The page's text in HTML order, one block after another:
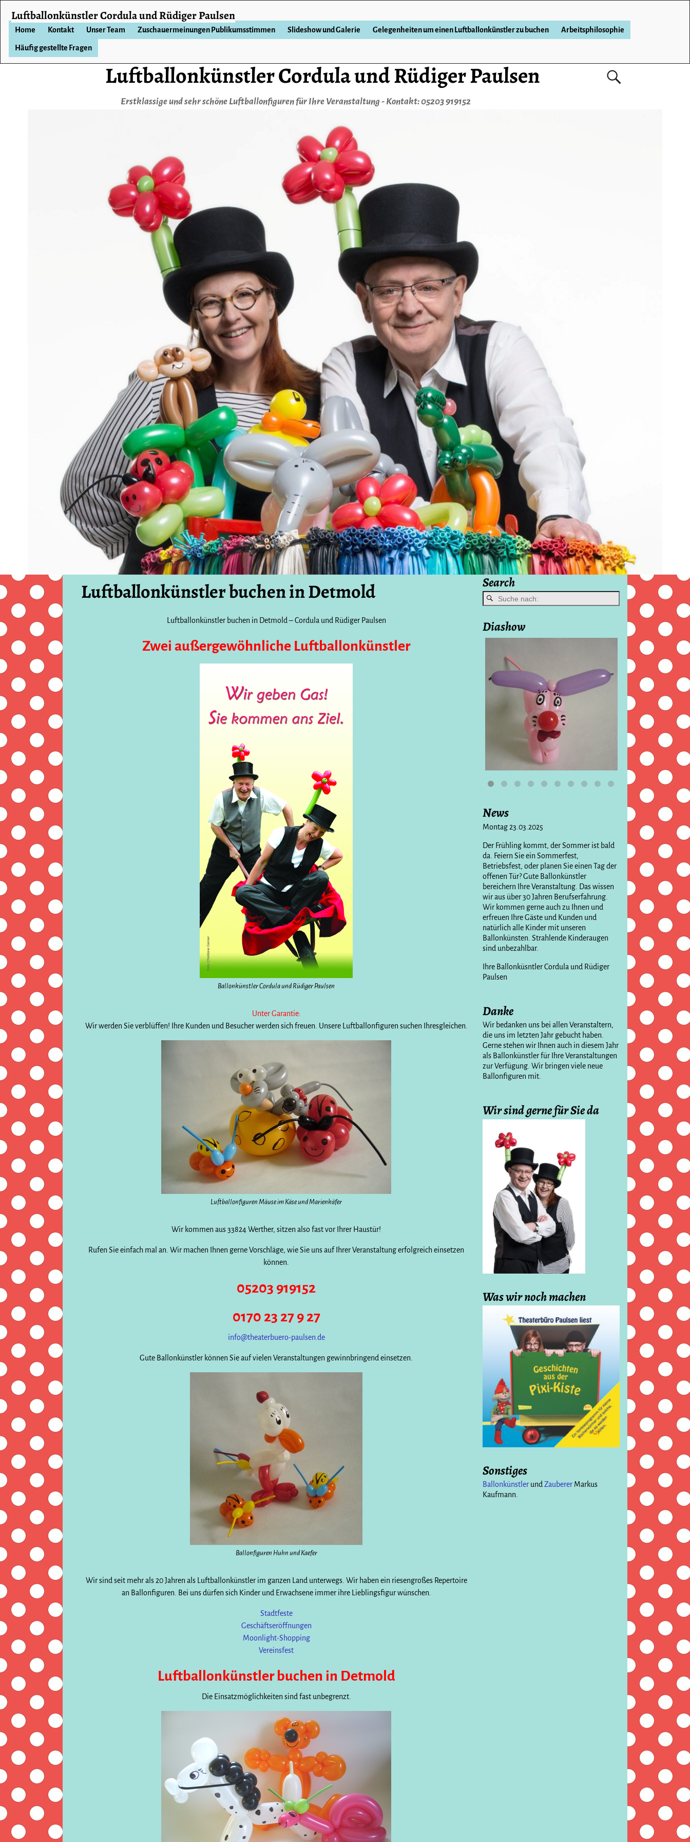
Luftballonkünstler Cordula und Rüdiger Paulsen
Erstklassige und sehr schöne Luftballonfiguren für Ihre Veranstaltung - Kontakt: 05203 919152
Luftballonkünstler Cordula und Rüdiger Paulsen
Home Kontakt Unser Team Zuschauermeinungen Publikumsstimmen Slideshow und Galerie Gelegenheiten um einen Luftballonkünstler zu buchen Arbeitsphilosophie
Häufig gestellte Fragen
Luftballonkünstler buchen in Detmold
Luftballonkünstler buchen in Detmold – Cordula und Rüdiger Paulsen
Zwei außergewöhnliche Luftballonkünstler
Ballonkünstler Cordula und Rüdiger Paulsen
Unter Garantie:
Wir werden Sie verblüffen! Ihre Kunden und Besucher werden sich freuen. Unsere Luftballonfiguren suchen Ihresgleichen.
Luftballonfiguren Mäuse im Käse und Marienkäfer
Wir kommen aus 33824 Werther, sitzen also fast vor Ihrer Haustür!
Rufen Sie einfach mal an. Wir machen Ihnen gerne Vorschläge, wie Sie uns auf Ihrer Veranstaltung erfolgreich einsetzen
können.
05203 919152
0170 23 27 9 27
info@theaterbuero-paulsen.de
Gute Ballonkünstler können Sie auf vielen Veranstaltungen gewinnbringend einsetzen.
Ballonfiguren Huhn und Kaefer
Wir sind seit mehr als 20 Jahren als Luftballonkünstler im ganzen Land unterwegs. Wir haben ein riesengroßes Repertoire
an Ballonfiguren. Bei uns dürfen sich Kinder und Erwachsene immer ihre Lieblingsfigur wünschen.
Stadtfeste
Geschäftseröffnungen
Moonlight-Shopping
Vereinsfest
Luftballonkünstler buchen in Detmold
Die Einsatzmöglichkeiten sind fast unbegrenzt.
Search
Diashow
News
Montag 23.03.2025
Der Frühling kommt, der Sommer ist bald
da. Feiern Sie ein Sommerfest,
Betriebsfest, oder planen Sie einen Tag der
offenen Tür? Gute Ballonkünstler
bereichern Ihre Veranstaltung. Das wissen
wir aus über 30 Jahren Berufserfahrung.
Wir kommen gerne auch zu Ihnen und
erfreuen Ihre Gäste und Kunden und
natürlich alle Kinder mit unseren
Ballonkünsten. Strahlende Kinderaugen
sind unbezahlbar.
Ihre Ballonküsntler Cordula und Rüdiger
Paulsen
Danke
Wir bedanken uns bei allen Veranstaltern,
die uns im letzten Jahr gebucht haben.
Gerne stehen wir Ihnen auch in diesem Jahr
als Ballonkünstler für Ihre Veranstaltungen
zur Verfügung. Wir bringen viele neue
Ballonfiguren mit.
Wir sind gerne für Sie da
Was wir noch machen
Sonstiges
Ballonkünstlerund ZaubererMarkus
Kaufmann.